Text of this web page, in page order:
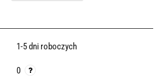
1-5 dni roboczych
0